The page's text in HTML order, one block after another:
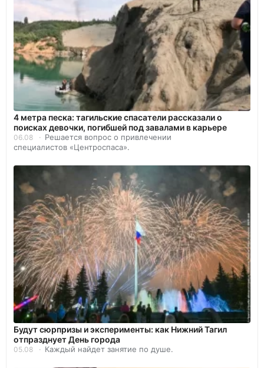
4 метра песка: тагильские спасатели рассказали о
поисках девочки, погибшей под завалами в карьере
06.08
Решается вопрос о привлечении
специалистов «Центроспаса».
Будут сюрпризы и эксперименты: как Нижний Тагил
отпразднует День города
05.08 Каждый найдет занятие по душе.